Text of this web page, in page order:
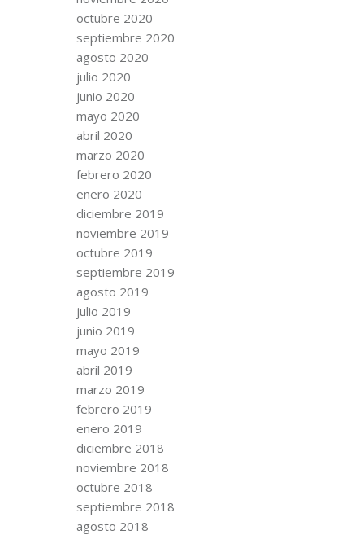
octubre 2020
septiembre 2020
agosto 2020
julio 2020
junio 2020
mayo 2020
abril 2020
marzo 2020
febrero 2020
enero 2020
diciembre 2019
noviembre 2019
octubre 2019
septiembre 2019
agosto 2019
julio 2019
junio 2019
mayo 2019
abril 2019
marzo 2019
febrero 2019
enero 2019
diciembre 2018
noviembre 2018
octubre 2018
septiembre 2018
agosto 2018